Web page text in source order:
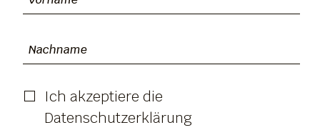
Ich akzeptiere die
Datenschutzerklärung